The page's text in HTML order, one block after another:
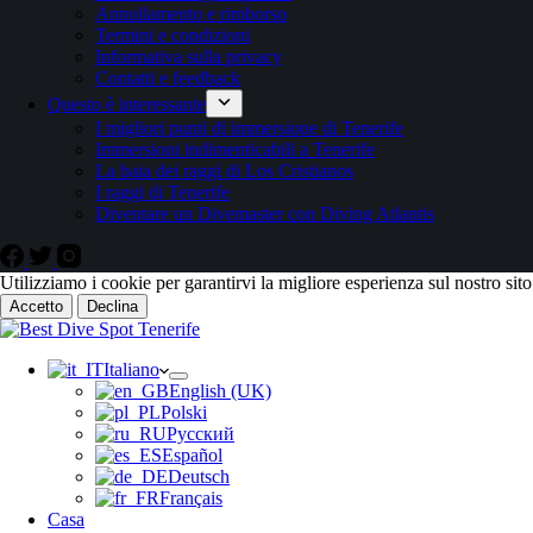
Annullamento e rimborso
Termini e condizioni
Informativa sulla privacy
Contatti e feedback
Questo è interessante
I migliori punti di immersione di Tenerife
Immersioni indimenticabili a Tenerife
La baia dei raggi di Los Cristianos
I raggi di Tenerife
Diventare un Divemaster con Diving Atlantis
Utilizziamo i cookie per garantirvi la migliore esperienza sul nostro
Accetto Declina
Italiano
English (UK)
Polski
Русский
Español
Deutsch
Français
Casa